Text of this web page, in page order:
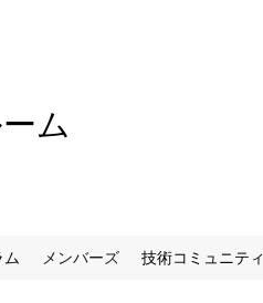
ム
ム メンバーズ 技術コミュニティ